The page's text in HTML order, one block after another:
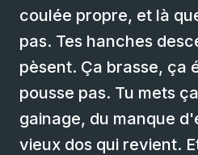
coulée propre, et là
pas. Tes hanches
pèsent. Ça brasse, ça
pousse pas. Tu mets
gainage, du manque
vieux dos qui revient.